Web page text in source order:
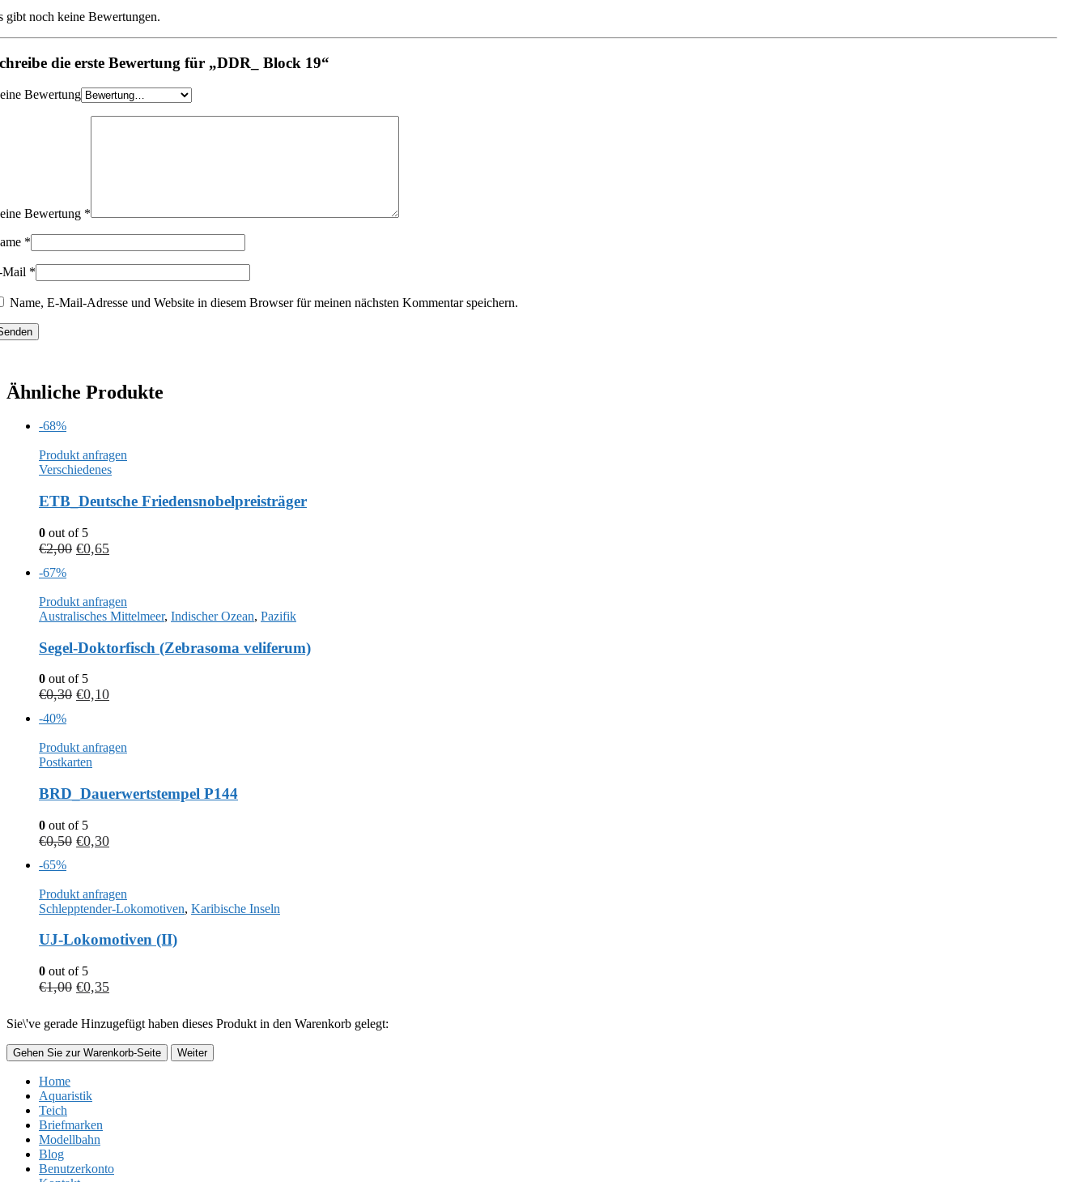
gibt noch keine Bewertungen.
die erste Bewertung für „DDR_ Block 19“
Bewertung
Bewertung *
*
Mail *
Name, E-Mail-Adresse und Website in diesem Browser für meinen nächsten Kommentar speichern.
Ähnliche Produkte
-68%
Produkt anfragen
Verschiedenes
ETB_Deutsche Friedensnobelpreisträger
0 out of 5
€2,00 €0,65
-67%
Produkt anfragen
Australisches Mittelmeer, Indischer Ozean, Pazifik
Segel-Doktorfisch (Zebrasoma veliferum)
0 out of 5
€0,30 €0,10
-40%
Produkt anfragen
Postkarten
BRD_Dauerwertstempel P144
0 out of 5
€0,50 €0,30
-65%
Produkt anfragen
Schlepptender-Lokomotiven, Karibische Inseln
UJ-Lokomotiven (II)
0 out of 5
€1,00 €0,35
Sie\'ve gerade Hinzugefügt haben dieses Produkt in den Warenkorb gelegt:
Gehen Sie zur Warenkorb-Seite Weiter
Home
Aquaristik
Teich
Briefmarken
Modellbahn
Blog
Benutzerkonto